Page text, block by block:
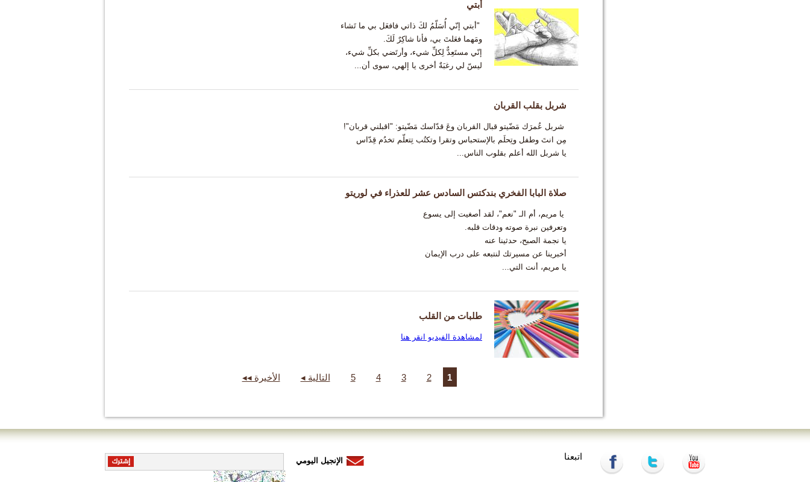
أبتي
"أبتي إنّي أُسَلّمُ لكَ ذاتي فافعَل بي ما تَشاء
ومَهما فعَلتَ بي، فأنا شاكِرٌ لَكَ.
إنّي مستَعِدٌّ لِكلِّ شيء، وأرتَضي بكلِّ شيء،
ليسّ لي رغبَةٌ أخرى يا إلهي، سوى أن...
شربل بقلب القربان
شربل عُمرَك مَضّيتو قبال القربان وعَ قدّاسك مَضّيتو: "اقبلني قربان"!
مِن انتَ وطفل وتِحلَم بالإستحباس وتقرا وتكتُب تِتعلّم تخدُم قِدّاس
يا شربل الله أعلم بقلوب الناس...
صلاة البابا الفخري بندكتس السادس عشر للعذراء في لوريتو
يا مريم، أم الـ "نعم"، لقد أصغيت إلى يسوع
وتعرفين نبرة صوته ودقات قلبه.
يا نجمة الصبح، حدثينا عنه
أخبرينا عن مسيرتك لنتبعه على درب الإيمان
يا مريم، أنت التي...
طلبات من القلب
لمشاهدة الفيديو انقر هنا
1
2
3
4
5 التالية ◂ الأخيرة ◂◂
الإنجيل اليومي اتبعنا